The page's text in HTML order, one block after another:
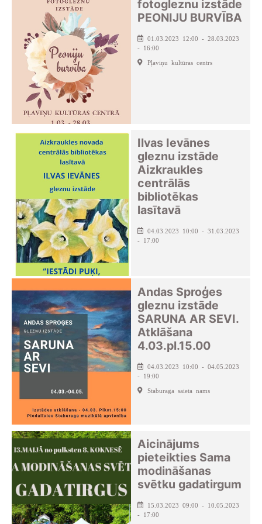
fotogleznu izstāde
PEONIJU BURVĪBA
01.03.2023 12:00 - 28.03.2023
- 16:00
Pļaviņu kultūras centrs
Ilvas Ievānes
gleznu izstāde
Aizkraukles
centrālās
bibliotēkas
lasītavā
04.03.2023 10:00 - 31.03.2023
- 17:00
Andas Sproģes
gleznu izstāde
SARUNA AR SEVI.
Atklāšana
4.03.pl.15.00
04.03.2023 10:00 - 04.05.2023
- 19:00
Staburaga saieta nams
Aicinājums
pieteikties Sama
modināšanas
svētku gadatirgum
15.03.2023 09:00 - 10.05.2023
- 17:00